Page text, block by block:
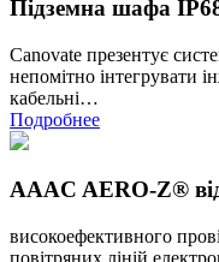
Підземна шафа
Canovate презентує
непомітно інтегрувати
кабельні…
Подробнее
AAAC AERO-Z®
високоефективного
повітряних ліній